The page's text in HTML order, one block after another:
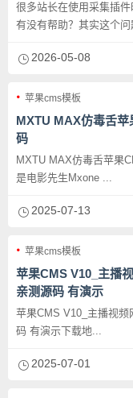
很多站长在使用采集插
有没有帮助？其实这个
2026-05-08
苹果cms模板
MXTU MAX仿毒舌
码
MXTU MAX仿毒舌苹果
是电影先生Mxone ...
2025-07-13
苹果cms模板
苹果CMS V10_主播
亲测源码 有演示
苹果CMS V10_主播视
码 有演示下载地...
2025-07-01